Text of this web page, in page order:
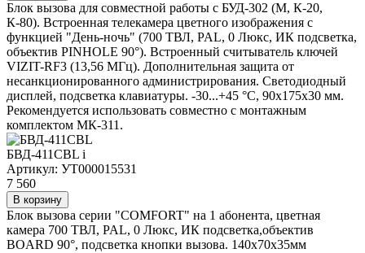
Блок вызова для совместной работы с БУД-302 (М, К-20,
К-80). Встроенная телекамера цветного изображения с
функцией "День-ночь" (700 ТВЛ, PAL, 0 Люкс, ИК подсветка,
объектив PINHOLE 90°). Встроенный считыватель ключей
VIZIT-RF3 (13,56 МГц). Дополнительная защита от
несанкционированного администрирования. Светодиодный
дисплей, подсветка клавиатуры. -30...+45 °C, 90х175х30 мм.
Рекомендуется использовать совместно с монтажным
комплектом МК-311.
БВД-411CBL i
Артикул: УТ000015531
7 560
В корзину
Блок вызова серии "COMFORT" на 1 абонента, цветная
камера 700 ТВЛ, PAL, 0 Люкс, ИК подсветка,объектив
BOARD 90°, подсветка кнопки вызова. 140х70х35мм